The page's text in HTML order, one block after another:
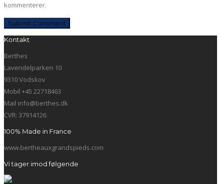
kommenterer.
Kontakt
Berthes
Lavendelparken 10
9310 Vodskov
Mobil +45 22718463
Mail info@berthes.dk
CVR: 37914126
100% Made in France
www.bertheauxgrandspieds.com
Vi tager imod følgende